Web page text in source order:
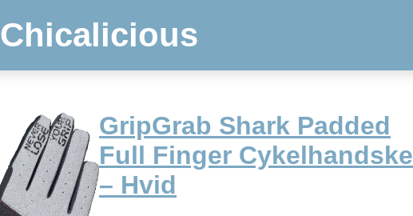
Chicalicious
GripGrab Shark Padded
Full Finger Cykelhandske
– Hvid